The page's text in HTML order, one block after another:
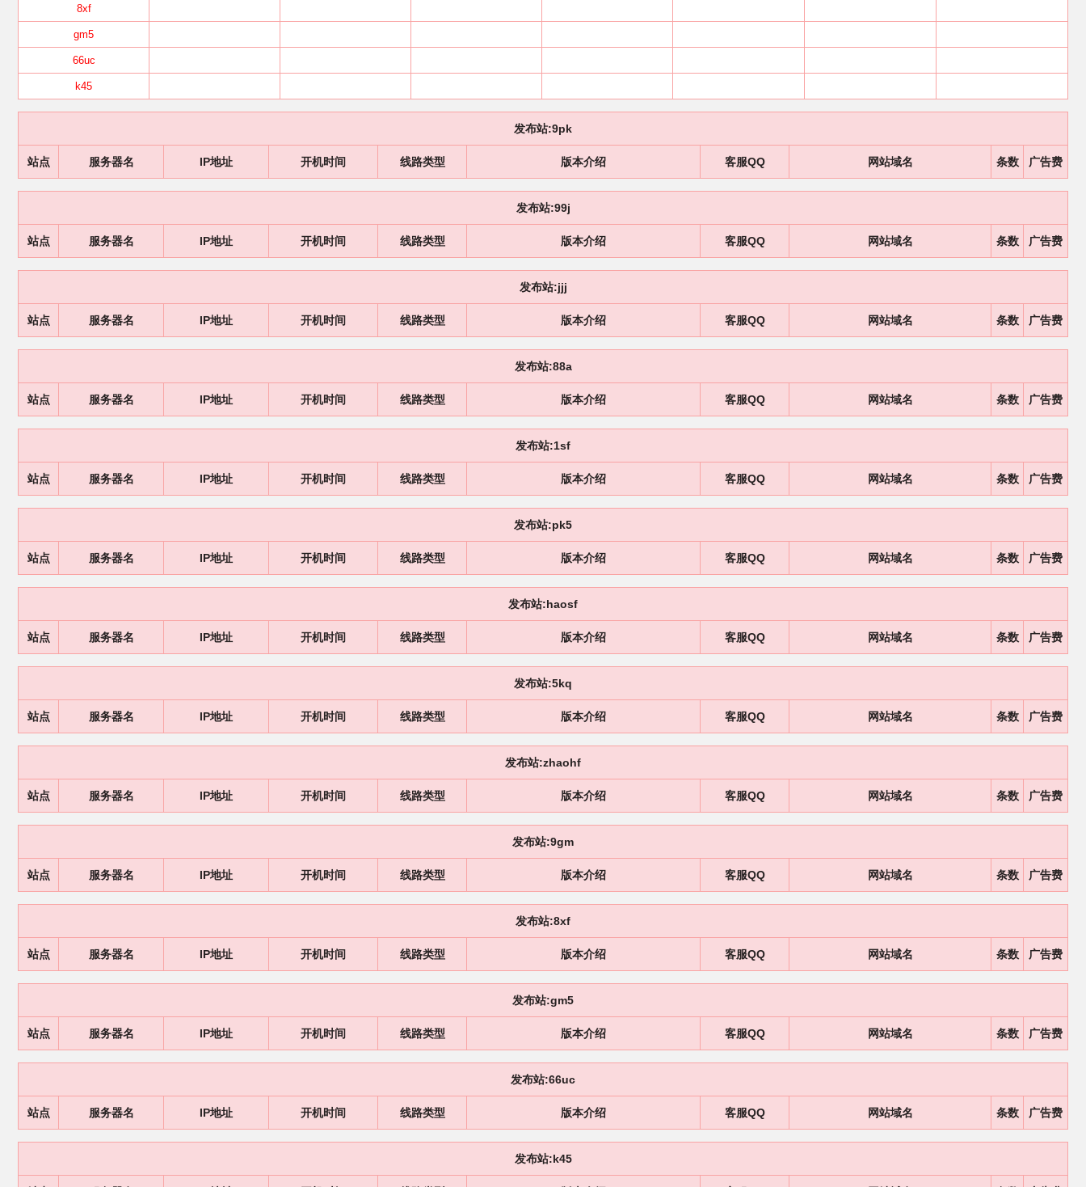
8xf
gm5
66uc
k45
发布站:9pk
站点 服务器名 IP地址 开机时间 线路类型 版本介绍 客服QQ 网站域名 条数 广告费
发布站:99j
站点 服务器名 IP地址 开机时间 线路类型 版本介绍 客服QQ 网站域名 条数 广告费
发布站:jjj
站点 服务器名 IP地址 开机时间 线路类型 版本介绍 客服QQ 网站域名 条数 广告费
发布站:88a
站点 服务器名 IP地址 开机时间 线路类型 版本介绍 客服QQ 网站域名 条数 广告费
发布站:1sf
站点 服务器名 IP地址 开机时间 线路类型 版本介绍 客服QQ 网站域名 条数 广告费
发布站:pk5
站点 服务器名 IP地址 开机时间 线路类型 版本介绍 客服QQ 网站域名 条数 广告费
发布站:haosf
站点 服务器名 IP地址 开机时间 线路类型 版本介绍 客服QQ 网站域名 条数 广告费
发布站:5kq
站点 服务器名 IP地址 开机时间 线路类型 版本介绍 客服QQ 网站域名 条数 广告费
发布站:zhaohf
站点 服务器名 IP地址 开机时间 线路类型 版本介绍 客服QQ 网站域名 条数 广告费
发布站:9gm
站点 服务器名 IP地址 开机时间 线路类型 版本介绍 客服QQ 网站域名 条数 广告费
发布站:8xf
站点 服务器名 IP地址 开机时间 线路类型 版本介绍 客服QQ 网站域名 条数 广告费
发布站:gm5
站点 服务器名 IP地址 开机时间 线路类型 版本介绍 客服QQ 网站域名 条数 广告费
发布站:66uc
站点 服务器名 IP地址 开机时间 线路类型 版本介绍 客服QQ 网站域名 条数 广告费
发布站:k45